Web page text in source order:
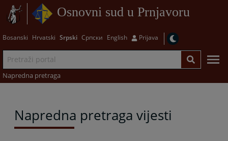
Osnovni sud u Prnjavoru
Bosanski Hrvatski Srpski Српски English Prijava
Napredna pretraga
Napredna pretraga vijesti